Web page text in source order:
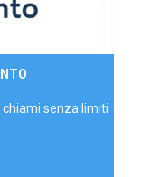
senza limiti